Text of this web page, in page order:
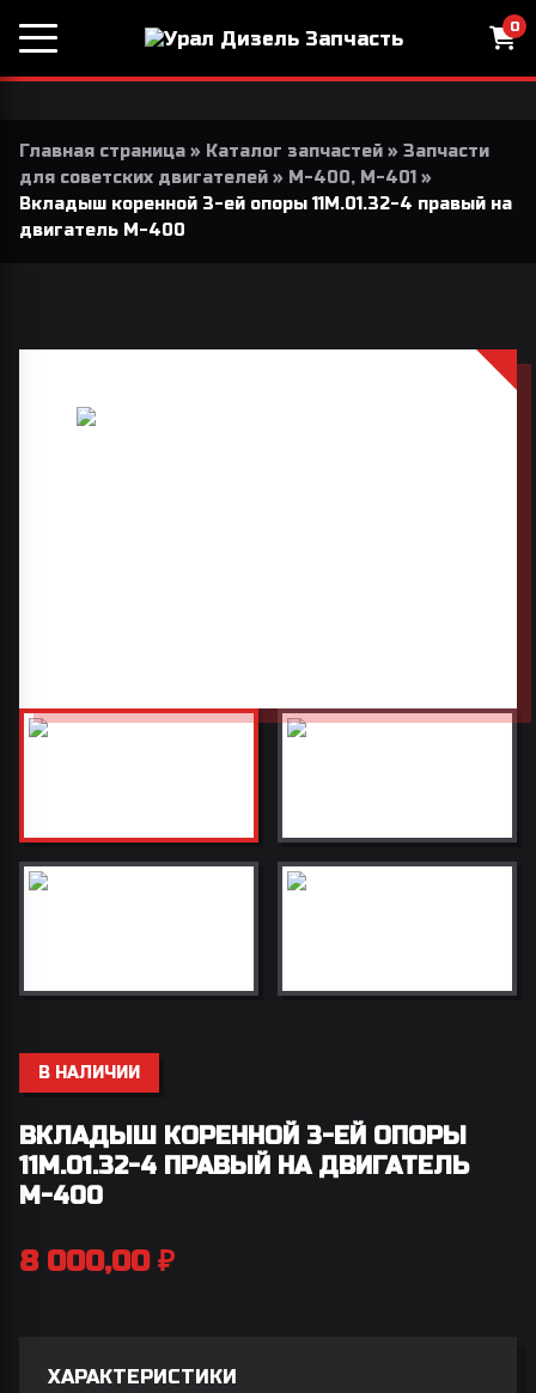
0
Главная страница » Каталог запчастей » Запчасти
для советских двигателей » М-400, М-401 »
Вкладыш коренной 3-ей опоры 11М.01.32-4 правый на
двигатель М-400
В НАЛИЧИИ
ВКЛАДЫШ КОРЕННОЙ 3-ЕЙ ОПОРЫ
11М.01.32-4 ПРАВЫЙ НА ДВИГАТЕЛЬ
М-400
8 000,00 ₽
ХАРАКТЕРИСТИКИ